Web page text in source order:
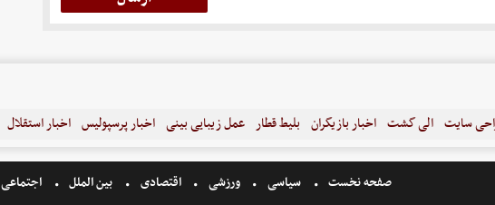
سایت الی گشت اخبار بازیگران بلیط قطار عمل زیبایی بینی اخبار پرسپولیس اخبار استقلال
صفحه نخست سیاسی ورزشی اقتصادی بین الملل اجتماعی